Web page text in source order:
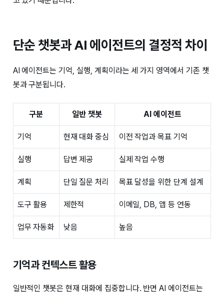
단순 챗봇과 AI 에이전트의 결정적 차이
AI 에이전트는 기억, 실행, 계획이라는 세 가지 영역에서 기존 챗
봇과 구분됩니다.
구분 일반 챗봇 AI 에이전트
기억 현재 대화 중심 이전 작업과 목표 기억
실행 답변 제공 실제 작업 수행
계획 단일 질문 처리 목표 달성을 위한 단계 설계
도구 활용 제한적 이메일, DB, 앱 등 연동
업무 자동화 낮음 높음
기억과 컨텍스트 활용
일반적인 챗봇은 현재 대화에 집중합니다. 반면 AI 에이전트는